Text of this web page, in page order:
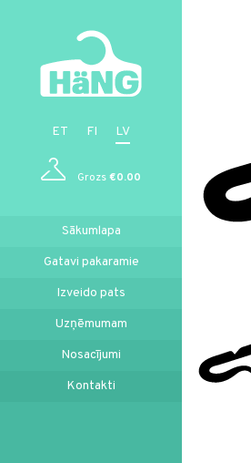
ET FI LV
Grozs€0.00
Sākumlapa
Gatavi pakaramie
Izveido pats
Uzņēmumam
Nosacījumi
Kontakti